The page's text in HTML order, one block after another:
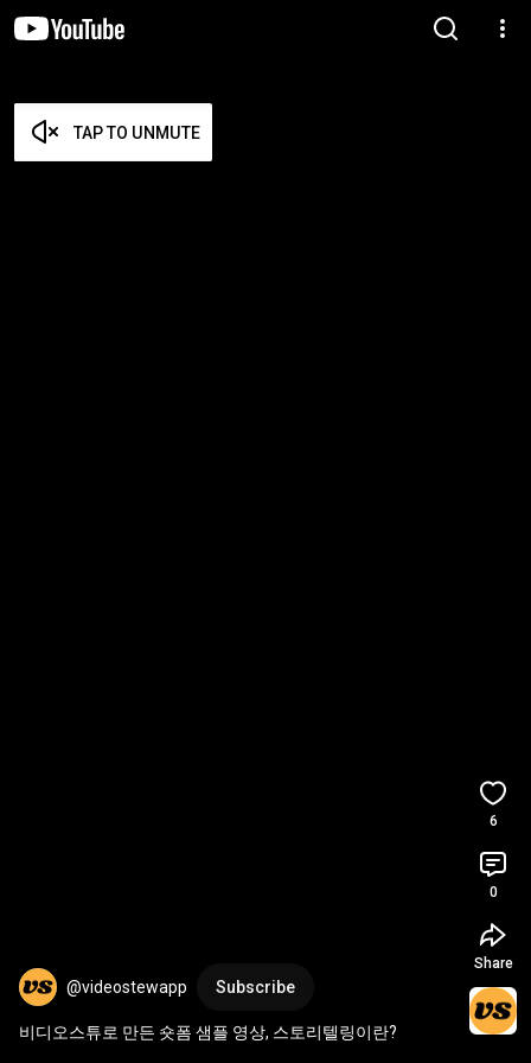
TAP TO UNMUTE
@videostewapp Subscribe
비디오스튜로 만든 숏폼 샘플 영상, 스토리텔링이란?
6
0
Share